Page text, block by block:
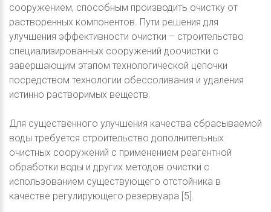
сооружением, способным производить очистку от
растворенных компонентов. Пути решения для
улучшения эффективности очистки – строительство
специализированных сооружений доочистки с
завершающим этапом технологической цепочки
посредством технологии обессоливания и удаления
истинно растворимых веществ.
Для существенного улучшения качества сбрасываемой
воды требуется строительство дополнительных
очистных сооружений с применением реагентной
обработки воды и других методов очистки с
использованием существующего отстойника в
качестве регулирующего резервуара [5].